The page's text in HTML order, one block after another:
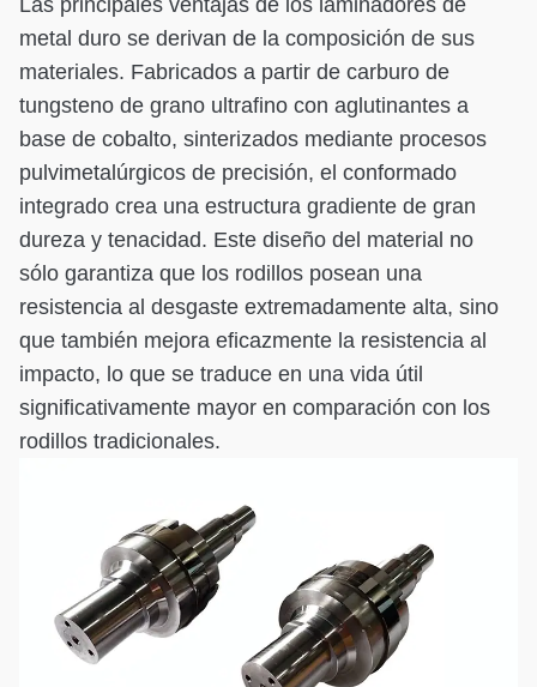
metal duro se derivan de la composición de sus
materiales. Fabricados a partir de carburo de
tungsteno de grano ultrafino con aglutinantes a
base de cobalto, sinterizados mediante procesos
pulvimetalúrgicos de precisión, el conformado
integrado crea una estructura gradiente de gran
dureza y tenacidad. Este diseño del material no
sólo garantiza que los rodillos posean una
resistencia al desgaste extremadamente alta, sino
que también mejora eficazmente la resistencia al
impacto, lo que se traduce en una vida útil
significativamente mayor en comparación con los
rodillos tradicionales.